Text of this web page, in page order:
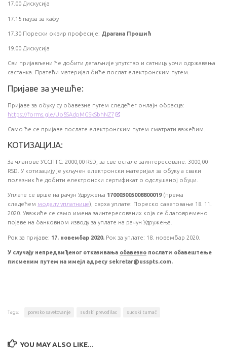
17.00 Дискусија
17.15 пауза за кафу
17.30 Порески оквир професије: Драгана Прошић
19.00 Дискусија
Сви пријављени ће добити детаљније упутство и сатницу уочи одржавања
састанка. Пратећи материјал биће послат електронским путем.
Пријаве за учешће:
Пријаве за обуку су обавезне путем следећег онлајн обрасца:
https://forms.gle/Uo5SAdpMGSkSbhNZ7
Само ће се пријаве послате електронским путем сматрати важећим.
КОТИЗАЦИЈА:
За чланове УССПТС: 2000,00 RSD, за све остале заинтересоване: 3000,00
RSD. У котизацију је укључен електронски материјал за обуку а сваки
полазник ће добити електронски сертификат о одслушаној обуци.
Уплате се врше на рачун Удружења 170003005008800019 (према
следећем моделу уплатнице), сврха уплате: Пореско саветовање 18. 11.
2020. Уважиће се само имена заинтересованих која се благовремено
појаве на банковном изводу за уплате на рачун Удружења.
Рок за пријаве: 17. новембар 2020. Рок за уплате: 18. новембар 2020.
У случају непредвиђеног отказивања обавезно послати обавештење
писменим путем на имејл адресу sekretar@usspts.com.
Tags: poresko savetovanje sudski prevodilac sudski tumač
YOU MAY ALSO LIKE...